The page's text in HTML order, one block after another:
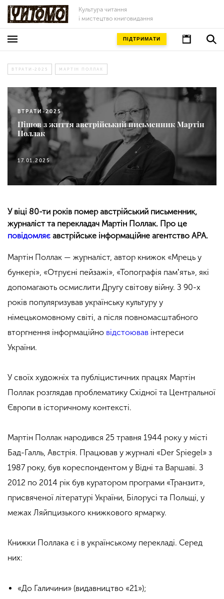
Культура читання
і мистецтво книговидання
ПІДТРИМАТИ
ВТРАТИ-2025 МАРТІН ПОЛЛАК
ВТРАТИ-2025
Пішов з життя австрійський письменник Мартін
Поллак
17.01.2025
У віці 80-ти років помер австрійський письменник,
журналіст та перекладач Мартін Поллак. Про це
повідомляє австрійське інформаційне агентство АРА.
Мартін Поллак — журналіст, автор книжок «Мрець у
бункері», «Отруєні пейзажі», «Топографія памʼять», які
допомагають осмислити Другу світову війну. З 90-х
років популяризував українську культуру у
німецькомовному світі, а після повномасштабного
вторгнення інформаційно відстоював інтереси
України.
У своїх художніх та публіцистичних працях Мартін
Поллак розглядав проблематику Східної та Центральної
Європи в історичному контексті.
Мартін Поллак народився 25 травня 1944 року у місті
Бад-Галль, Австрія. Працював у журналі «Der Spiegel» з
1987 року, був кореспондентом у Відні та Варшаві. З
2012 по 2014 рік був куратором програми «Транзит»,
присвяченої літературі України, Білорусі та Польщі, у
межах Ляйпцизького книжкового ярмарку.
Книжки Поллака є і в українському перекладі. Серед
них:
«До Галичини» (видавництво «21»);